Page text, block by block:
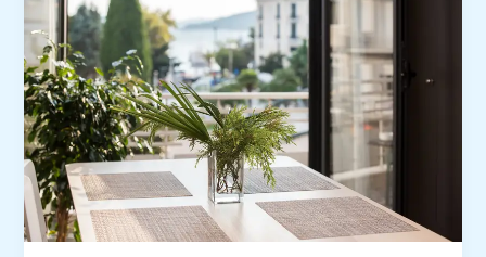
preparación
de
tu
oposición:
Puntos
Claves